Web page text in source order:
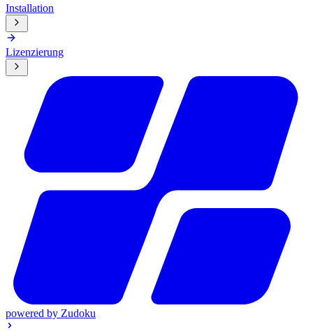
Installation
Lizenzierung
powered by Zudoku